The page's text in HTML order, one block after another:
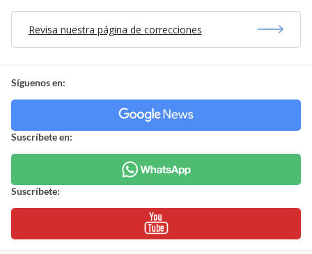
Revisa nuestra página de correcciones
Síguenos en:
Suscríbete en:
Suscríbete: